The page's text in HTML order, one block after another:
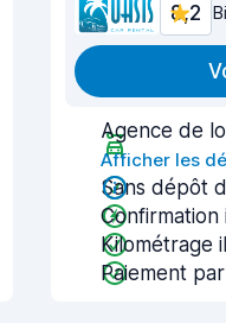
8,2
Agence de
Afficher les
Sans dépôt
Confirmation
Kilométrage
Paiement